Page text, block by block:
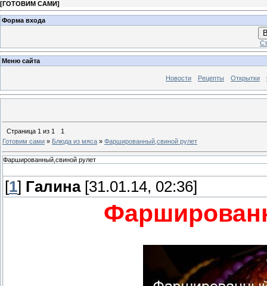
[ГОТОВИМ САМИ]
Форма входа
Меню сайта
Новости Рецепты Открытки
Страница 1 из 1
1
Готовим сами » Блюда из мяса » Фаршированный,свиной рулет
Фаршированный,свиной рулет
[1] Галина[31.01.14, 02:36]